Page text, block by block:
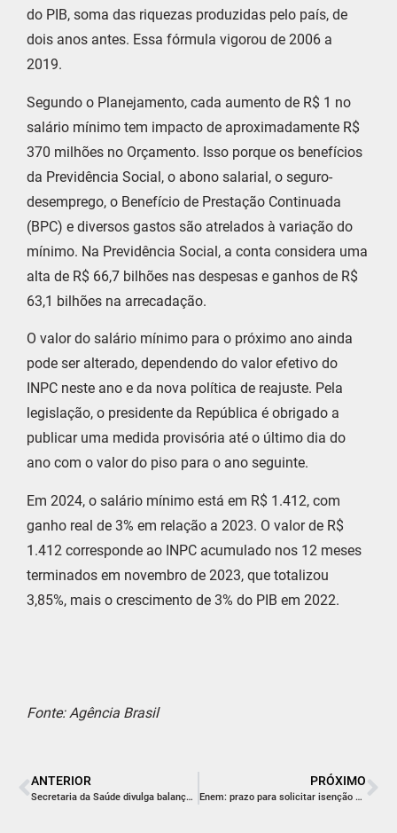
do PIB, soma das riquezas produzidas pelo país, de
dois anos antes. Essa fórmula vigorou de 2006 a
2019.
Segundo o Planejamento, cada aumento de R$ 1 no
salário mínimo tem impacto de aproximadamente R$
370 milhões no Orçamento. Isso porque os benefícios
da Previdência Social, o abono salarial, o seguro-
desemprego, o Benefício de Prestação Continuada
(BPC) e diversos gastos são atrelados à variação do
mínimo. Na Previdência Social, a conta considera uma
alta de R$ 66,7 bilhões nas despesas e ganhos de R$
63,1 bilhões na arrecadação.
O valor do salário mínimo para o próximo ano ainda
pode ser alterado, dependendo do valor efetivo do
INPC neste ano e da nova política de reajuste. Pela
legislação, o presidente da República é obrigado a
publicar uma medida provisória até o último dia do
ano com o valor do piso para o ano seguinte.
Em 2024, o salário mínimo está em R$ 1.412, com
ganho real de 3% em relação a 2023. O valor de R$
1.412 corresponde ao INPC acumulado nos 12 meses
terminados em novembro de 2023, que totalizou
3,85%, mais o crescimento de 3% do PIB em 2022.
Fonte: Agência Brasil
ANTERIOR
Secretaria da Saúde divulga balanço do dia D da Campanha de Vacinação contra a gripe
PRÓXIMO
Enem: prazo para solicitar isenção da taxa de inscrição já começou